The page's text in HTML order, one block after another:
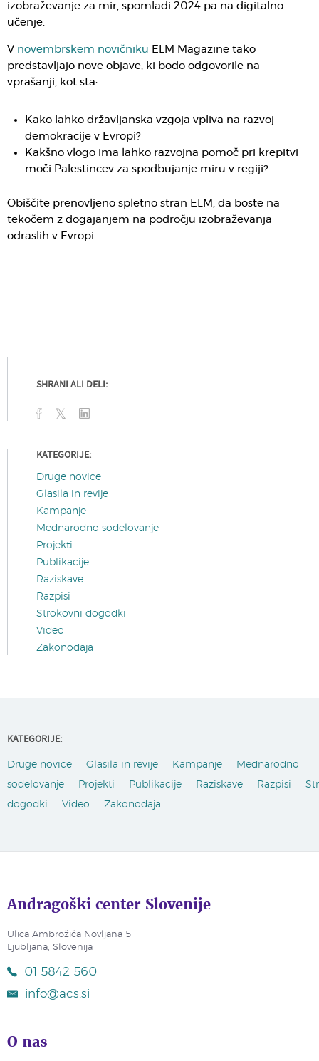
izobraževanje za mir, spomladi 2024 pa na digitalno
učenje.
V novembrskem novičniku ELM Magazine tako
predstavljajo nove objave, ki bodo odgovorile na
vprašanji, kot sta:
Kako lahko državljanska vzgoja vpliva na razvoj
demokracije v Evropi?
Kakšno vlogo ima lahko razvojna pomoč pri krepitvi
moči Palestincev za spodbujanje miru v regiji?
Obiščite prenovljeno spletno stran ELM, da boste na
tekočem z dogajanjem na področju izobraževanja
odraslih v Evropi.
SHRANI ALI DELI:
KATEGORIJE:
Druge novice
Glasila in revije
Kampanje
Mednarodno sodelovanje
Projekti
Publikacije
Raziskave
Razpisi
Strokovni dogodki
Video
Zakonodaja
KATEGORIJE:
Druge novice Glasila in revije Kampanje
Mednarodno
sodelovanje
Projekti Publikacije Raziskave Razpisi
dogodki
Video Zakonodaja
Andragoški center Slovenije
Ulica Ambrožiča Novljana 5
Ljubljana, Slovenija
01 5842 560
info@acs.si
O nas